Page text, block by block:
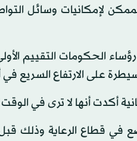
لإمكانيات وسائل
الحكومات التقييم
على الارتفاع السريع في
أكدت أنها لا ترى في
في قطاع الرعاية وذلك